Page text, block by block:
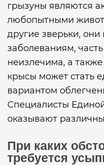
грызуны являются
любопытными
другие зверьки,
заболеваниям,
неизлечима, а
крысы может стать
вариантом
Специалисты
оказывают
При каких
требуется